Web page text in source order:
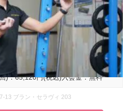
)：65,120円(税込)入会金：無料
13 ブラン・セラヴィ 203